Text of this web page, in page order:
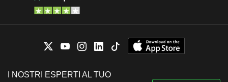
I NOSTRI ESPERTI AL TUO